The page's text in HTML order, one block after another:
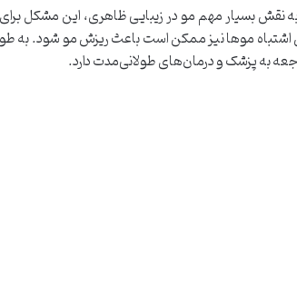
بسیار مهم مو در زیبایی ظاهری، این مشکل برای
موها نیز ممکن است باعث ریزش مو شود. به
به پزشک و درمان‌های طولانی‌مدت دارد.